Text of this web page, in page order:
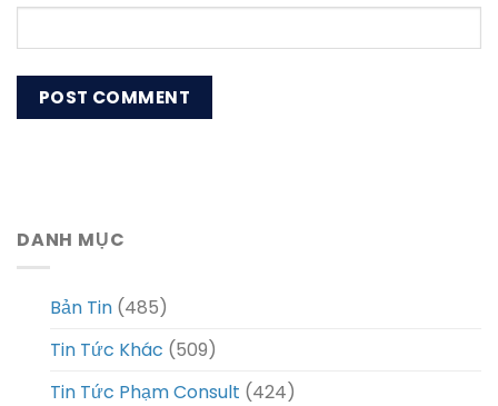
DANH MỤC
Bản Tin (485)
Tin Tức Khác (509)
Tin Tức Phạm Consult (424)